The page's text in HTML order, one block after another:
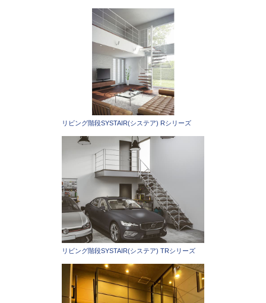
リビング階段SYSTAIR(システア) Rシリーズ
リビング階段SYSTAIR(システア) TRシリーズ